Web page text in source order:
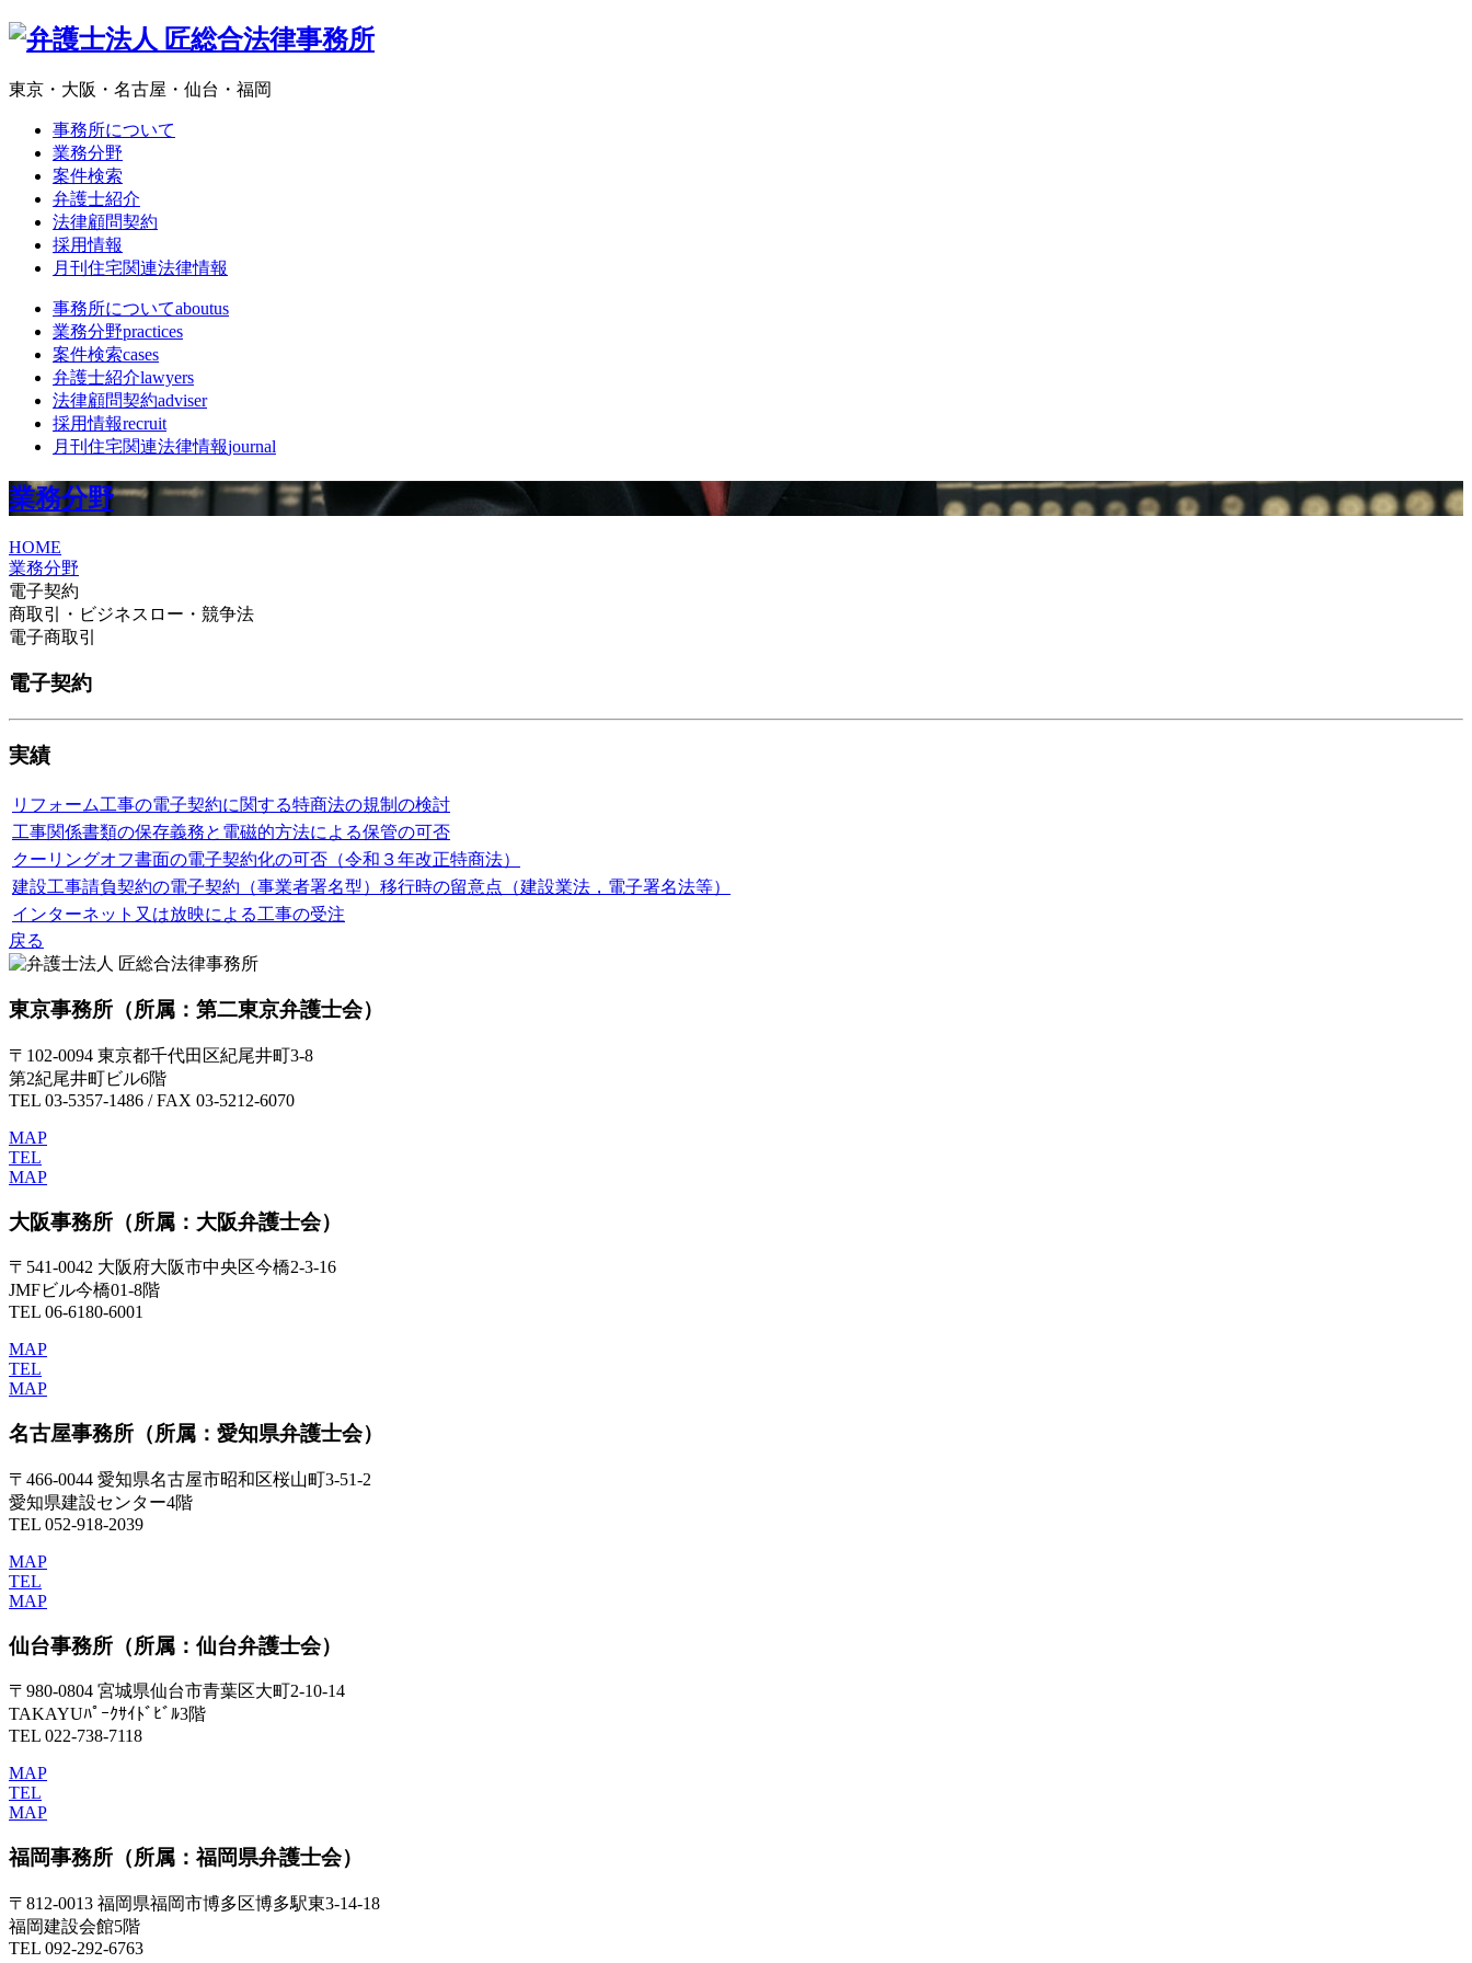
東京・大阪・名古屋・仙台・福岡
事務所について
業務分野
案件検索
弁護士紹介
法律顧問契約
採用情報
月刊住宅関連法律情報
事務所についてaboutus
業務分野practices
案件検索cases
弁護士紹介lawyers
法律顧問契約adviser
採用情報recruit
月刊住宅関連法律情報journal
業務分野
HOME
業務分野
電子契約
商取引・ビジネスロー・競争法
電子商取引
電子契約
実績
リフォーム工事の電子契約に関する特商法の規制の検討
工事関係書類の保存義務と電磁的方法による保管の可否
クーリングオフ書面の電子契約化の可否（令和３年改正特商法）
建設工事請負契約の電子契約（事業者署名型）移行時の留意点（建設業法，電子署名法等）
インターネット又は放映による工事の受注
戻る
東京事務所 （所属：第二東京弁護士会）
〒102-0094 東京都千代田区紀尾井町3-8
第2紀尾井町ビル6階
TEL 03-5357-1486 / FAX 03-5212-6070
MAP
TEL
MAP
大阪事務所 （所属：大阪弁護士会）
〒541-0042 大阪府大阪市中央区今橋2-3-16
JMFビル今橋01-8階
TEL 06-6180-6001
MAP
TEL
MAP
名古屋事務所 （所属：愛知県弁護士会）
〒466-0044 愛知県名古屋市昭和区桜山町3-51-2
愛知県建設センター4階
TEL 052-918-2039
MAP
TEL
MAP
仙台事務所 （所属：仙台弁護士会）
〒980-0804 宮城県仙台市青葉区大町2-10-14
TAKAYUﾊﾟｰｸｻｲﾄﾞﾋﾞﾙ3階
TEL 022-738-7118
MAP
TEL
MAP
福岡事務所 （所属：福岡県弁護士会）
〒812-0013 福岡県福岡市博多区博多駅東3-14-18
福岡建設会館5階
TEL 092-292-6763